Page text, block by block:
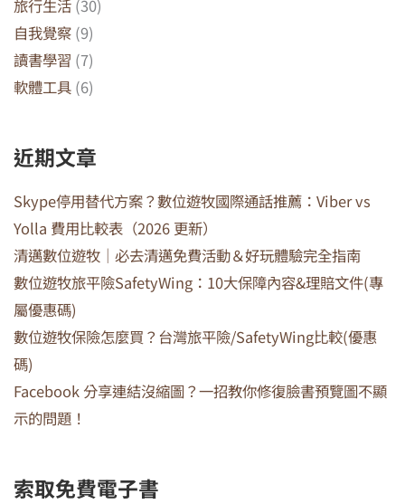
旅行生活 (30)
自我覺察 (9)
讀書學習 (7)
軟體工具 (6)
近期文章
Skype停用替代方案？數位遊牧國際通話推薦：Viber vs
Yolla 費用比較表（2026 更新）
清邁數位遊牧｜必去清邁免費活動＆好玩體驗完全指南
數位遊牧旅平險SafetyWing：10大保障內容&理賠文件(專
屬優惠碼)
數位遊牧保險怎麼買？台灣旅平險/SafetyWing比較(優惠
碼)
Facebook 分享連結沒縮圖？一招教你修復臉書預覽圖不顯
示的問題！
索取免費電子書